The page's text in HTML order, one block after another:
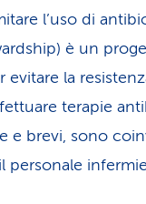
l’uso di
è un
evitare la
terapie
e brevi, sono
personale